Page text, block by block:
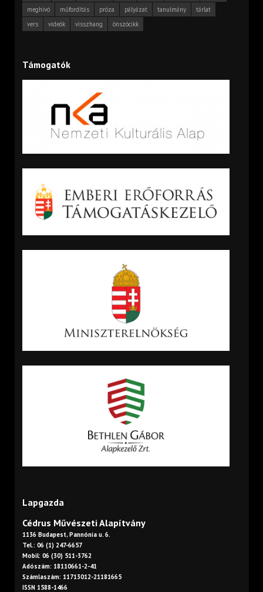
meghívó
műfordítás próza pályázat tanulmány
tárlat
vers
videók visszhang önszócikk
Támogatók
Lapgazda
Cédrus Művészeti Alapítvány
1136 Budapest, Pannónia u. 6.
Tel.: 06 (1) 247-6657
Mobil: 06 (30) 511-3762
Adószám: 18110661-2-41
Számlaszám: 11713012-21181665
ISSN 1588-1466